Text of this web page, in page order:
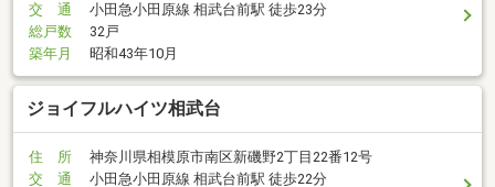
交 通
小田急小田原線 相武台前駅 徒歩23分
総戸数
32戸
築年月
昭和43年10月
ジョイフルハイツ相武台
住 所
神奈川県相模原市南区新磯野2丁目22番12号
交 通
小田急小田原線 相武台前駅 徒歩22分